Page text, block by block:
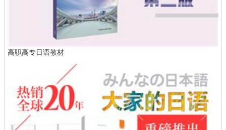
高职高专日语教材